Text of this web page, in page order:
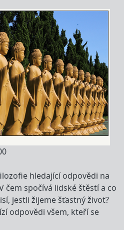
hledající odpovědi na
čem spočívá lidské štěstí a co
jestli žijeme šťastný život?
odpovědi všem, kteří se